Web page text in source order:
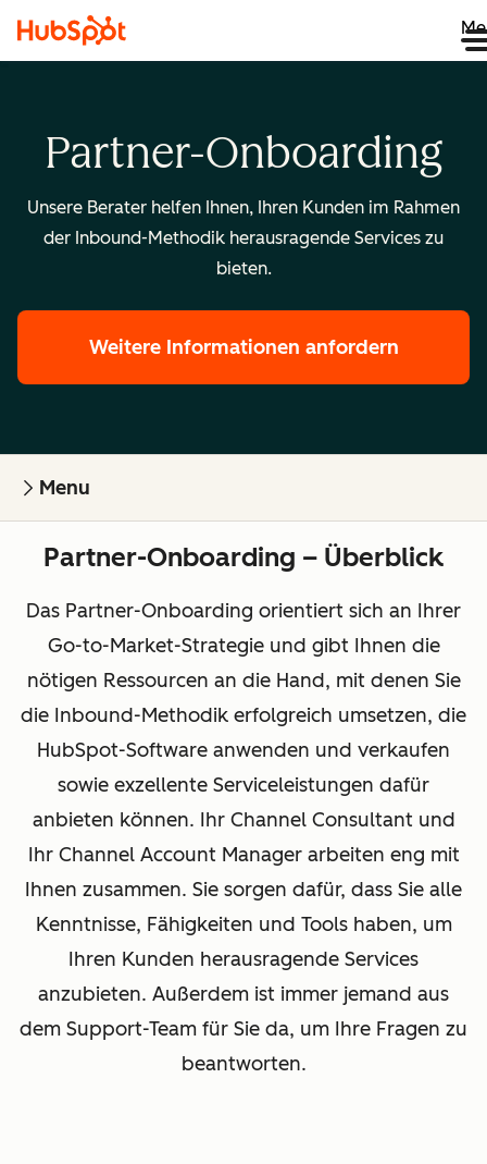
Partner-Onboarding
Unsere Berater helfen Ihnen, Ihren Kunden im Rahmen
der Inbound-Methodik herausragende Services zu
bieten.
Weitere Informationen anfordern
Menu
Partner-Onboarding – Überblick
Das Partner-Onboarding orientiert sich an Ihrer
Go-to-Market-Strategie und gibt Ihnen die
nötigen Ressourcen an die Hand, mit denen Sie
die Inbound-Methodik erfolgreich umsetzen, die
HubSpot-Software anwenden und verkaufen
sowie exzellente Serviceleistungen dafür
anbieten können. Ihr Channel Consultant und
Ihr Channel Account Manager arbeiten eng mit
Ihnen zusammen. Sie sorgen dafür, dass Sie alle
Kenntnisse, Fähigkeiten und Tools haben, um
Ihren Kunden herausragende Services
anzubieten. Außerdem ist immer jemand aus
dem Support-Team für Sie da, um Ihre Fragen zu
beantworten.